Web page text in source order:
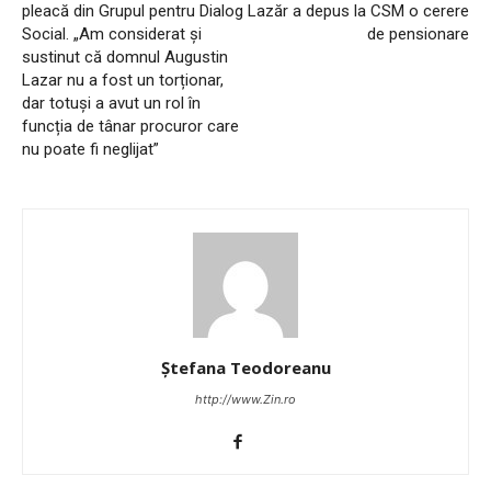
pleacă din Grupul pentru Dialog
Social. „Am considerat și
sustinut că domnul Augustin
Lazar nu a fost un torționar,
dar totuși a avut un rol în
funcția de tânar procuror care
nu poate fi neglijat”
Lazăr a depus la CSM o cerere
de pensionare
Ștefana Teodoreanu
http://www.Zin.ro